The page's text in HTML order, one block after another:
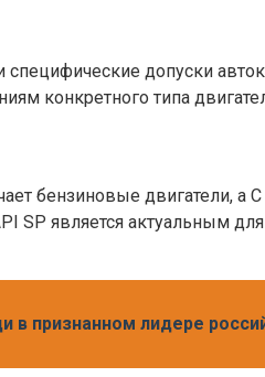
специфические допуски
конкретного типа
бензиновые двигатели,
SP является актуальным
в признанном лидере